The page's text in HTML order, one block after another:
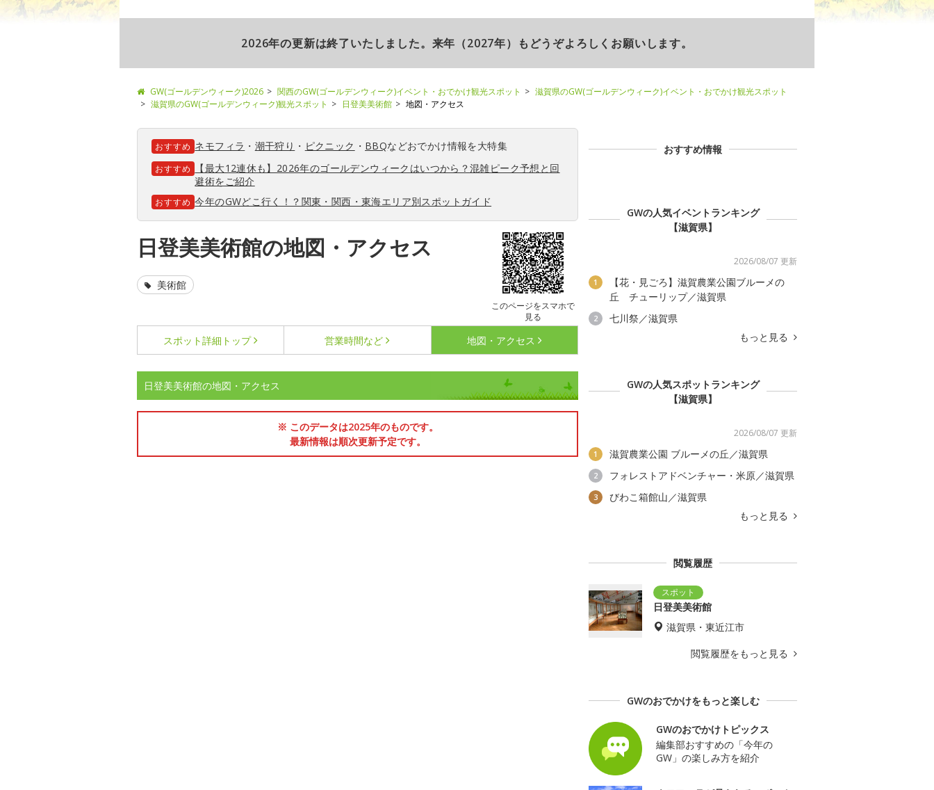
2026年の更新は終了いたしました。来年（2027年）もどうぞよろしくお願いします。
GW(ゴールデンウィーク)2026 関西のGW(ゴールデンウィーク)イベント・おでかけ観光スポット
滋賀県のGW(ゴールデンウィーク)イベント・おでかけ観光スポット
滋賀県のGW(ゴールデンウィーク)観光スポット
日登美美術館 地図・アクセス
おすすめ ネモフィラ ・ 潮干狩り ・ ピクニック ・ BBQなどおでかけ情報を大特集
おすすめ
【最大12連休も】2026年のゴールデンウィークはいつから？混雑ピーク予想と回
避術をご紹介
おすすめ 今年のGWどこ行く！？関東・関西・東海エリア別スポットガイド
日登美美術館の地図・アクセス
このページをスマホで
見る
美術館
スポット詳細 トップ 営業時間など 地図・アクセス
日登美美術館の地図・アクセス
※ このデータは2025年のものです。
最新情報は順次更新予定です。
おすすめ情報
GWの人気イベントランキング
【滋賀県】
2026/08/07 更新
1
【花・見ごろ】滋賀農業公園ブルーメの
丘 チューリップ／滋賀県
2
七川祭／滋賀県
もっと見る
GWの人気スポットランキング
【滋賀県】
2026/08/07 更新
1 滋賀農業公園 ブルーメの丘／滋賀県
2 フォレストアドベンチャー・米原／滋賀県
3
びわこ箱館山／滋賀県
もっと見る
閲覧履歴
日登美美術館
滋賀県・東近江市
閲覧履歴をもっと見る
GWのおでかけをもっと楽しむ
GWのおでかけトピックス
編集部おすすめの「今年の
GW」の楽しみ方を紹介